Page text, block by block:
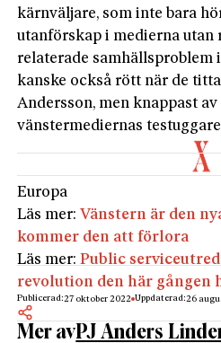
kärnväljare, som inte bara
utanförskap i medierna utan
relaterade samhällsproblem
kanske också rött när de
Andersson, men knappast
vänstermediernas
Europa
Läs mer: Vänstern är den
kommer den att förlora
Läs mer:Public
revolution den här gången
Publicerad:27 oktober 2022 Uppdaterad:26
Mer avPJ Anders